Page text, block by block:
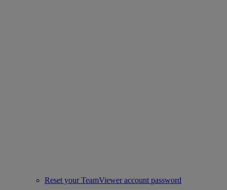
Reset your TeamViewer account password